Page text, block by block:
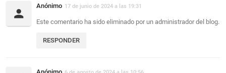
Anónimo 17 de junio de 2024 a las 19:31
Este comentario ha sido eliminado por un administrador del blog.
RESPONDER